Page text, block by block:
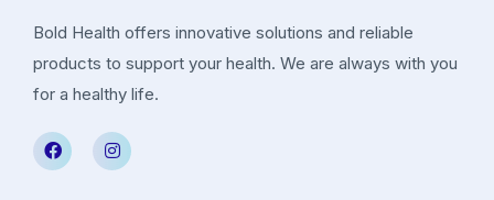
Bold Health offers innovative solutions and reliable
products to support your health. We are always with you
for a healthy life.